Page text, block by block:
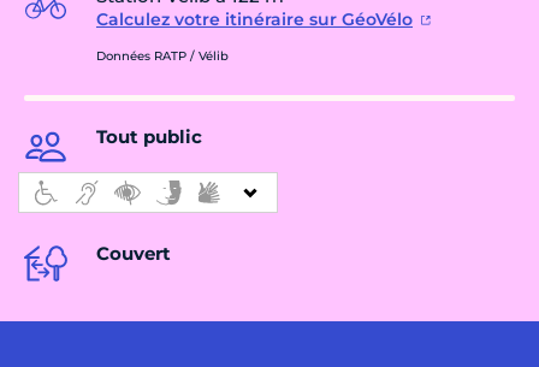
Calculez votre itinéraire sur GéoVélo
Données RATP / Vélib
Tout public
Couvert